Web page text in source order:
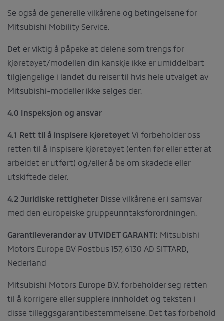
Se også de generelle vilkårene og betingelsene for
Mitsubishi Mobility Service.
Det er viktig å påpeke at delene som trengs for
kjøretøyet/modellen din kanskje ikke er umiddelbart
tilgjengelige i landet du reiser til hvis hele utvalget av
Mitsubishi-modeller ikke selges der.
4.0 Inspeksjon og ansvar
4.1 Rett til å inspisere kjøretøyet Vi forbeholder oss
retten til å inspisere kjøretøyet (enten før eller etter at
arbeidet er utført) og/eller å be om skadede eller
utskiftede deler.
4.2 Juridiske rettigheter Disse vilkårene er i samsvar
med den europeiske gruppeunntaksforordningen.
Garantileverandør av UTVIDET GARANTI: Mitsubishi
Motors Europe BV Postbus 157, 6130 AD SITTARD,
Nederland
Mitsubishi Motors Europe B.V. forbeholder seg retten
til å korrigere eller supplere innholdet og teksten i
disse tilleggsgarantibestemmelsene. Det tas forbehold